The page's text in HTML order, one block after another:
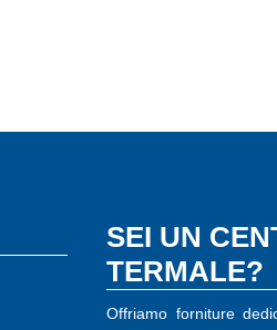
SEI UN
TERMALE?
Offriamo forniture